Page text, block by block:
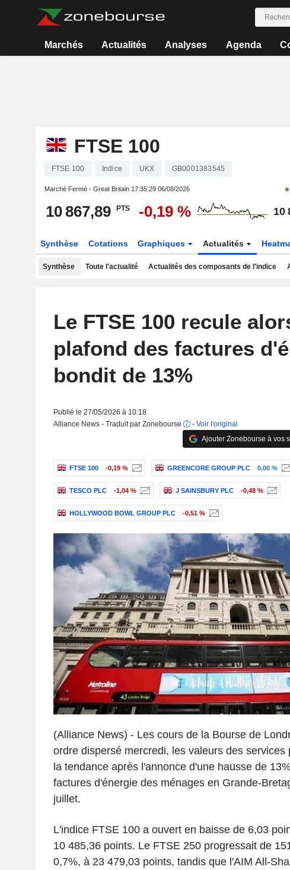
Marchés Actualités Analyses Agenda
FTSE 100
FTSE 100 Indice UKX GB0001383545
Marché Fermé - Great Britain 17:35:29 06/08/2026
10 867,89 PTS -0,19 % 10
Synthèse Cotations Graphiques Actualités
Synthèse Toute l'actualité Actualités des composants de l'indice
Le FTSE 100 recule
plafond des factures
bondit de 13%
Publié le 27/05/2026 à 10:18
Alliance News - Traduit par Zonebourse
- Voir l'original
Ajouter Zonebourse à vos
FTSE 100 -0,19 % GREENCORE GROUP PLC 0,00 %
TESCO PLC -1,04 % J SAINSBURY PLC -0,48 %
HOLLYWOOD BOWL GROUP PLC -0,51 %
(Alliance News) - Les cours de la Bourse de
ordre dispersé mercredi, les valeurs des services
la tendance après l'annonce d'une hausse de
factures d'énergie des ménages en Grande-
juillet.
L'indice FTSE 100 a ouvert en baisse de 6,03
10 485,36 points. Le FTSE 250 progressait de
0,7%, à 23 479,03 points, tandis que l'AIM All-